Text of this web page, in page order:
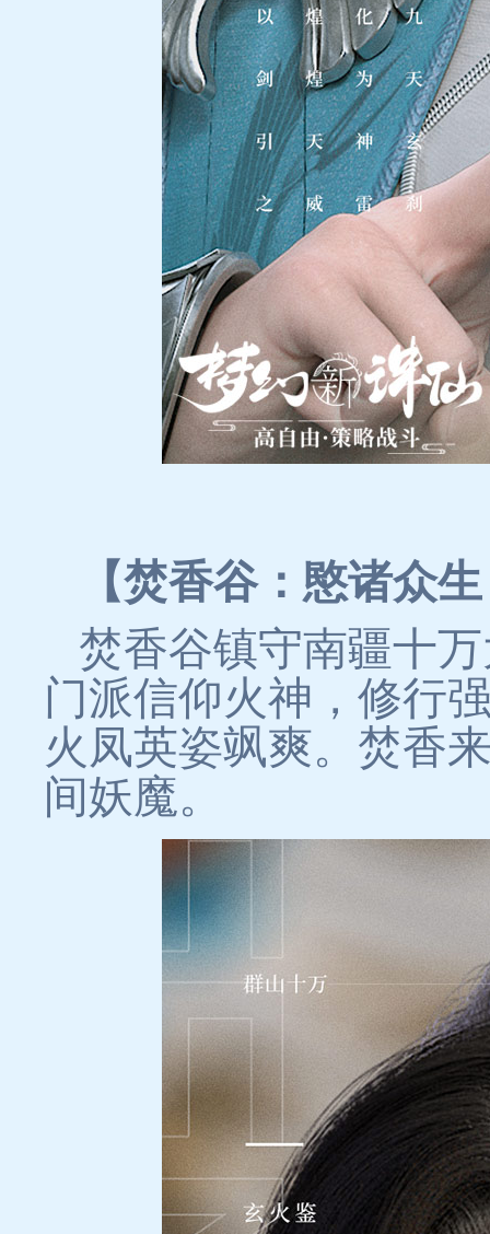
【焚香谷：愍诸众
焚香谷镇守南疆十
门派信仰火神，修行
火凤英姿飒爽。焚香
间妖魔。